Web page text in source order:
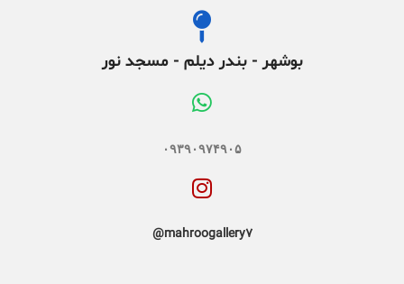
بوشهر - بندر دیلم - مسجد نور
۰۹۳۹۰۹۷۴۹۰۵
mahroogallery7@